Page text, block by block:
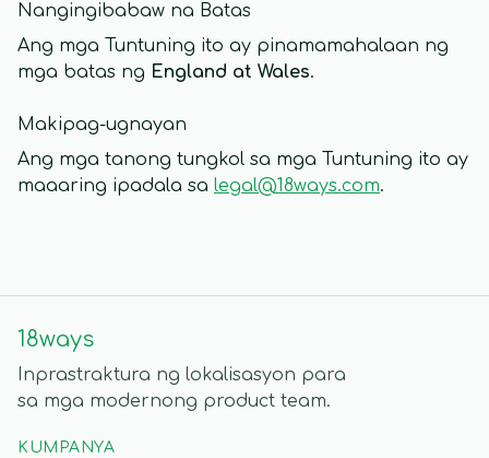
Nangingibabaw na Batas
Ang mga Tuntuning ito ay pinamamahalaan ng
mga batas ng England at Wales.
Makipag-ugnayan
Ang mga tanong tungkol sa mga Tuntuning ito ay
maaaring ipadala sa legal@18ways.com.
18ways
Inprastraktura ng lokalisasyon para
sa mga modernong product team.
KUMPANYA